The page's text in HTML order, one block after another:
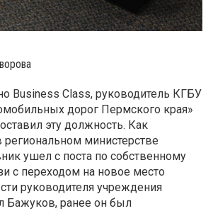
Business Class, руководитель КГБУ
дорог Пермского края»
эту должность. Как
региональном министерстве
ушел с поста по собственному
с переходом на новое место
руководителя учреждения
Бажуков, ранее он был